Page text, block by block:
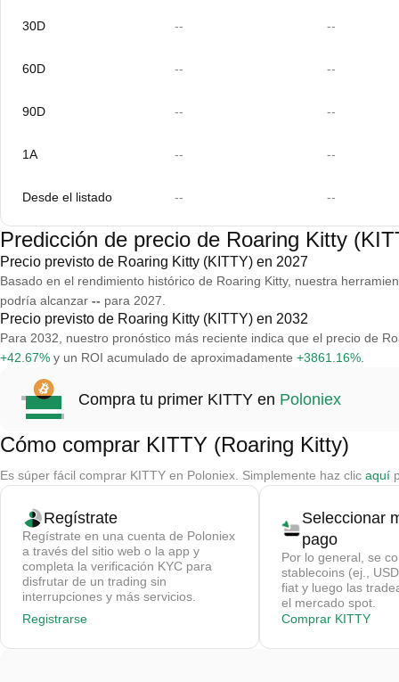
30D -- --
60D -- --
90D -- --
1A -- --
Desde el listado -- --
Predicción de precio de Roaring Kitty
Precio previsto de Roaring Kitty (KITTY) en 2027
Basado en el rendimiento histórico de Roaring Kitty, nuestra
podría alcanzar -- para 2027.
Precio previsto de Roaring Kitty (KITTY) en 2032
Para 2032, nuestro pronóstico más reciente indica que el precio de
+42.67% y un ROI acumulado de aproximadamente +3861.16%
Compra tu primer KITTY en Poloniex
Cómo comprar KITTY (Roaring Kitty)
Es súper fácil comprar KITTY en Poloniex. Simplemente haz clic aquí
Regístrate
Regístrate en una cuenta de Poloniex
a través del sitio web o la app y
completa la verificación KYC para
disfrutar de un trading sin
interrupciones y más servicios.
Registrarse
Seleccionar
pago
Por lo general, se
stablecoins (ej.,
fiat y luego las
el mercado spot.
Comprar KITTY